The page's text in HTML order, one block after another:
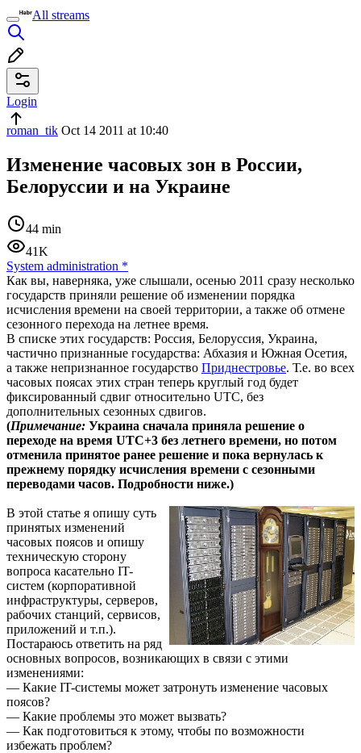
All streams
Login
roman_tik Oct 14 2011 at 10:40
Изменение часовых зон в России,
Белоруссии и на Украине
44 min
41K
System administration *
Как вы, наверняка, уже слышали, осенью 2011 сразу несколько
государств приняли решение об изменении порядка
исчисления времени на своей территории, а также об отмене
сезонного перехода на летнее время.
В списке этих государств: Россия, Белоруссия, Украина,
частично признанные государства: Абхазия и Южная Осетия,
а также непризнанное государство Приднестровье. Т.е. во всех
часовых поясах этих стран теперь круглый год будет
фиксированный сдвиг относительно UTC, без
дополнительных сезонных сдвигов.
(Примечание: Украина сначала приняла решение о
переходе на время UTC+3 без летнего времени, но потом
отменила принятое ранее решение и пока вернулась к
прежнему порядку исчисления времени с сезонными
переводами часов. Подробности ниже.)
В этой статье я опишу суть
принятых изменений
часовых поясов и опишу
техническую сторону
вопроса касательно IT-
систем (корпоративной
инфраструктуры, серверов,
рабочих станций, сервисов,
приложений и т.п.).
Постараюсь ответить на ряд
основных вопросов, возникающих в связи с этими
изменениями:
— Какие IT-системы может затронуть изменение часовых
поясов?
— Какие проблемы это может вызвать?
— Как подготовиться к этому, чтобы по возможности
избежать проблем?